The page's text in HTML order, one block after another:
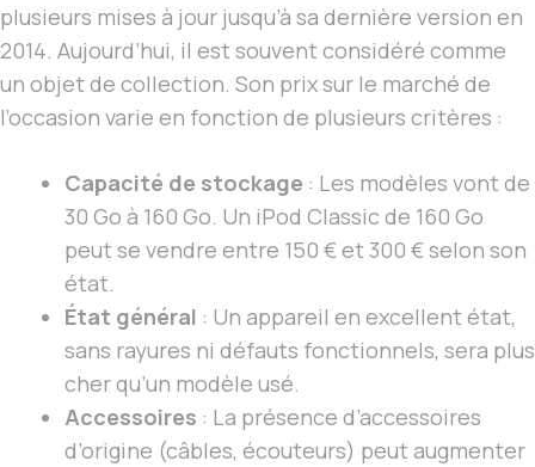
plusieurs mises à jour jusqu’à sa dernière version en
2014. Aujourd’hui, il est souvent considéré comme
un objet de collection. Son prix sur le marché de
l’occasion varie en fonction de plusieurs critères :
Capacité de stockage : Les modèles vont de
30 Go à 160 Go. Un iPod Classic de 160 Go
peut se vendre entre 150 € et 300 € selon son
état.
État général : Un appareil en excellent état,
sans rayures ni défauts fonctionnels, sera plus
cher qu’un modèle usé.
Accessoires : La présence d’accessoires
d’origine (câbles, écouteurs) peut augmenter